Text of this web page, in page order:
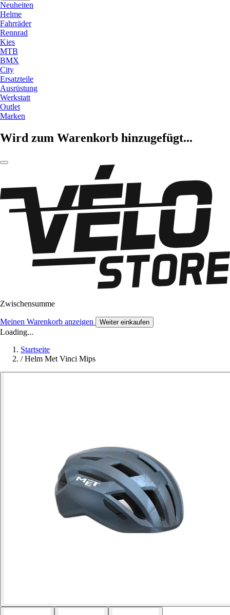
Neuheiten
Helme
Fahrräder
Rennrad
Kies
MTB
BMX
City
Ersatzteile
Ausrüstung
Werkstatt
Outlet
Marken
Wird zum Warenkorb hinzugefügt...
Zwischensumme
Meinen Warenkorb anzeigen Weiter einkaufen
Loading...
Startseite
/ Helm Met Vinci Mips